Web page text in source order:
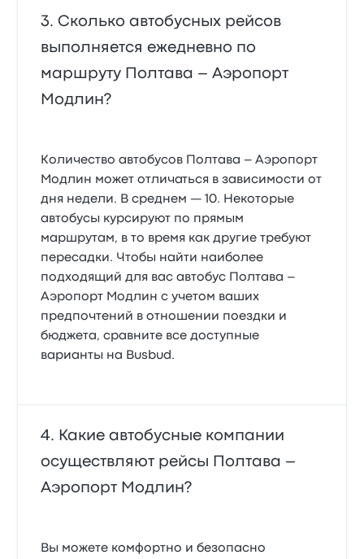
Сколько автобусных рейсов
выполняется ежедневно по
маршруту Полтава – Аэропорт
Модлин?
Количество автобусов Полтава – Аэропорт
Модлин может отличаться в зависимости от
дня недели. В среднем — 10. Некоторые
автобусы курсируют по прямым
маршрутам, в то время как другие требуют
пересадки. Чтобы найти наиболее
подходящий для вас автобус Полтава –
Аэропорт Модлин с учетом ваших
предпочтений в отношении поездки и
бюджета, сравните все доступные
варианты на Busbud.
Какие автобусные компании
осуществляют рейсы Полтава –
Аэропорт Модлин?
Вы можете комфортно и безопасно